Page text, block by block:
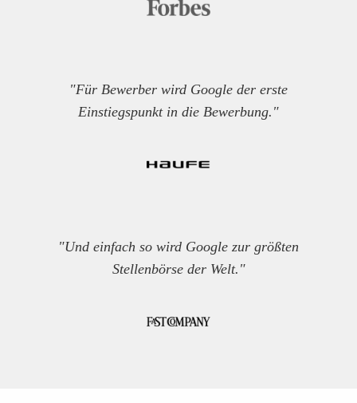
"Für Bewerber wird Google der erste
Einstiegspunkt in die Bewerbung."
"Und einfach so wird Google zur größten
Stellenbörse der Welt."